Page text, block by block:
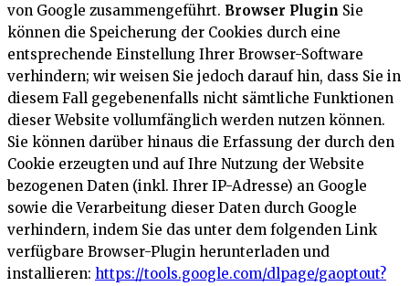
von Google zusammengeführt. Browser Plugin Sie
können die Speicherung der Cookies durch eine
entsprechende Einstellung Ihrer Browser-Software
verhindern; wir weisen Sie jedoch darauf hin, dass Sie in
diesem Fall gegebenenfalls nicht sämtliche Funktionen
dieser Website vollumfänglich werden nutzen können.
Sie können darüber hinaus die Erfassung der durch den
Cookie erzeugten und auf Ihre Nutzung der Website
bezogenen Daten (inkl. Ihrer IP-Adresse) an Google
sowie die Verarbeitung dieser Daten durch Google
verhindern, indem Sie das unter dem folgenden Link
verfügbare Browser-Plugin herunterladen und
installieren: https://tools.google.com/dlpage/gaoptout?